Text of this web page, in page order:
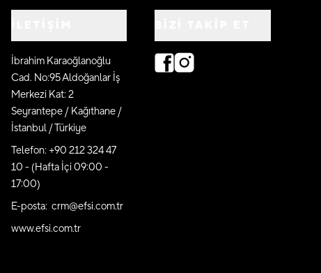
İbrahim Karaoğlanoğlu
Cad. No:95 Aldoğanlar İş
Merkezi Kat: 2
Seyrantepe / Kağıthane /
İstanbul / Türkiye
Telefon: +90 212 324 47
10 - (Hafta İçi 09:00 -
17:00)
E-posta: crm@efsi.com.tr
www.efsi.com.tr